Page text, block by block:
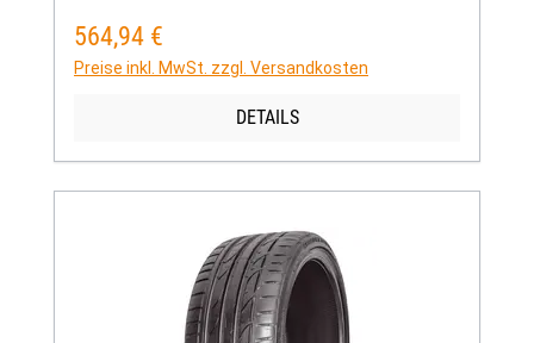
Regulärer Preis:
564,94 €
Preise inkl. MwSt. zzgl. Versandkosten
DETAILS